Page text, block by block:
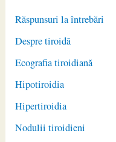
Răspunsuri la întrebări
Despre tiroidă
Ecografia tiroidiană
Hipotiroidia
Hipertiroidia
Nodulii tiroidieni